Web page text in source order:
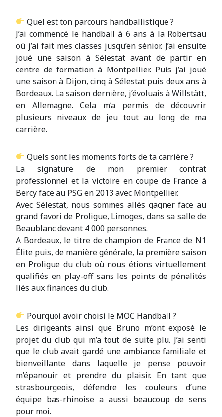
Quel est ton parcours handballistique ?
J’ai commencé le handball à 6 ans à la Robertsau
où j’ai fait mes classes jusqu’en sénior. J’ai ensuite
joué une saison à Sélestat avant de partir en
centre de formation à Montpellier. Puis j’ai joué
une saison à Dijon, cinq à Sélestat puis deux ans à
Bordeaux. La saison dernière, j’évoluais à Willstätt,
en Allemagne. Cela m’a permis de découvrir
plusieurs niveaux de jeu tout au long de ma
carrière.
Quels sont les moments forts de ta carrière ?
La signature de mon premier contrat
professionnel et la victoire en coupe de France à
Bercy face au PSG en 2013 avec Montpellier.
Avec Sélestat, nous sommes allés gagner face au
grand favori de Proligue, Limoges, dans sa salle de
Beaublanc devant 4 000 personnes.
A Bordeaux, le titre de champion de France de N1
Élite puis, de manière générale, la première saison
en Proligue du club où nous étions virtuellement
qualifiés en play-off sans les points de pénalités
liés aux finances du club.
Pourquoi avoir choisi le MOC Handball ?
Les dirigeants ainsi que Bruno m’ont exposé le
projet du club qui m’a tout de suite plu. J’ai senti
que le club avait gardé une ambiance familiale et
bienveillante dans laquelle je pense pouvoir
m’épanouir et prendre du plaisir. En tant que
strasbourgeois, défendre les couleurs d’une
équipe bas-rhinoise a aussi beaucoup de sens
pour moi.